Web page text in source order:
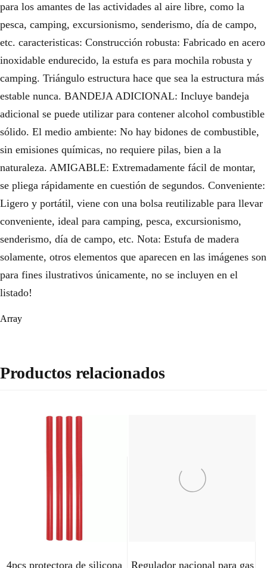
para los amantes de las actividades al aire libre, como la
pesca, camping, excursionismo, senderismo, día de campo,
etc. caracteristicas: Construcción robusta: Fabricado en acero
inoxidable endurecido, la estufa es para mochila robusta y
camping. Triángulo estructura hace que sea la estructura más
estable nunca. BANDEJA ADICIONAL: Incluye bandeja
adicional se puede utilizar para contener alcohol combustible
sólido. El medio ambiente: No hay bidones de combustible,
sin emisiones químicas, no requiere pilas, bien a la
naturaleza. AMIGABLE: Extremadamente fácil de montar,
se pliega rápidamente en cuestión de segundos. Conveniente:
Ligero y portátil, viene con una bolsa reutilizable para llevar
conveniente, ideal para camping, pesca, excursionismo,
senderismo, día de campo, etc. Nota: Estufa de madera
solamente, otros elementos que aparecen en las imágenes son
para fines ilustrativos únicamente, no se incluyen en el
listado!
Array
Productos relacionados
4pcs protectora de silicona
Regulador nacional para gas